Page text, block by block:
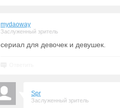
mydaoway
Заслуженный зритель
сериал для девочек и девушек.
Spr
Заслуженный зритель